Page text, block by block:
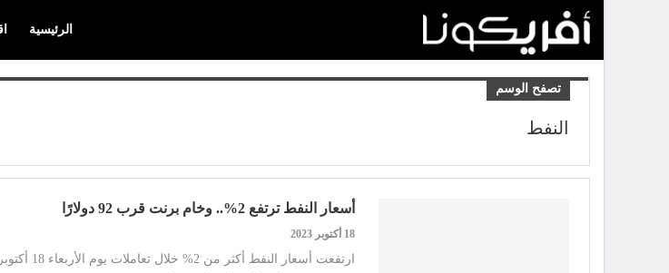
الرئيسية
تصفح الوسم
النفط
أسعار النفط ترتفع 2%.. وخام برنت قرب 92 دولارًا
18 أكتوبر 2023
ارتفعت أسعار